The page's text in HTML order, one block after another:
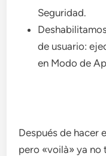
Seguridad.
de usuario:
en Modo de
Después de hacer
pero «voilà» ya no